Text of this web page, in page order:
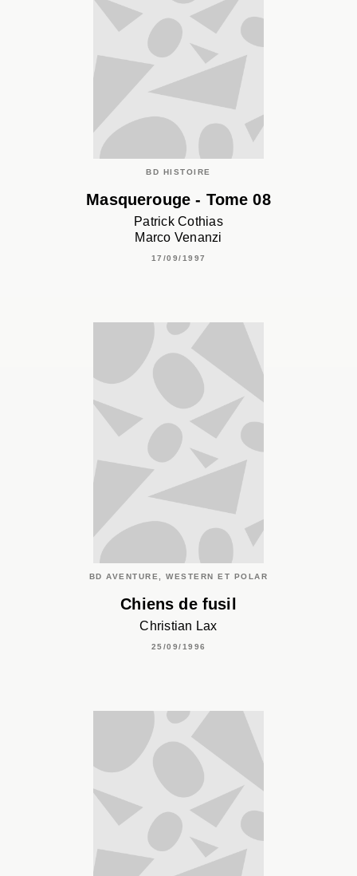
BD HISTOIRE
Masquerouge - Tome 08
Patrick Cothias
Marco Venanzi
17/09/1997
BD AVENTURE, WESTERN ET POLAR
Chiens de fusil
Christian Lax
25/09/1996